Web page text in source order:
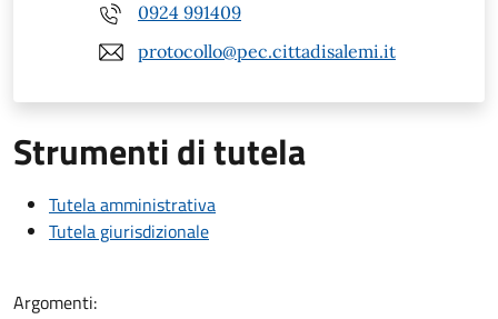
0924 991409
protocollo@pec.cittadisalemi.it
Strumenti di tutela
Tutela amministrativa
Tutela giurisdizionale
Argomenti: